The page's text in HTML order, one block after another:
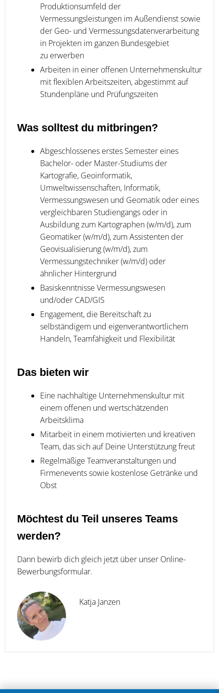
Produktionsumfeld der
Vermessungsleistungen im Außendienst sowie
der Geo- und Vermessungsdatenverarbeitung
in Projekten im ganzen Bundesgebiet
zu erwerben
Arbeiten in einer offenen Unternehmenskultur
mit flexiblen Arbeitszeiten, abgestimmt auf
Stundenpläne und Prüfungszeiten
Was solltest du mitbringen?
Abgeschlossenes erstes Semester eines
Bachelor- oder Master-Studiums der
Kartografie, Geoinformatik,
Umweltwissenschaften, Informatik,
Vermessungswesen und Geomatik oder eines
vergleichbaren Studiengangs oder in
Ausbildung zum Kartographen (w/m/d), zum
Geomatiker (w/m/d), zum Assistenten der
Geovisualisierung (w/m/d), zum
Vermessungstechniker (w/m/d) oder
ähnlicher Hintergrund
Basiskenntnisse Vermessungswesen
und/oder CAD/GIS
Engagement, die Bereitschaft zu
selbständigem und eigenverantwortlichem
Handeln, Teamfähigkeit und Flexibilität
Das bieten wir
Eine nachhaltige Unternehmenskultur mit
einem offenen und wertschätzenden
Arbeitsklima
Mitarbeit in einem motivierten und kreativen
Team, das sich auf Deine Unterstützung freut
Regelmäßige Teamveranstaltungen und
Firmenevents sowie kostenlose Getränke und
Obst
Möchtest du Teil unseres Teams
werden?
Dann bewirb dich gleich jetzt über unser Online-
Bewerbungsformular.
Katja Janzen